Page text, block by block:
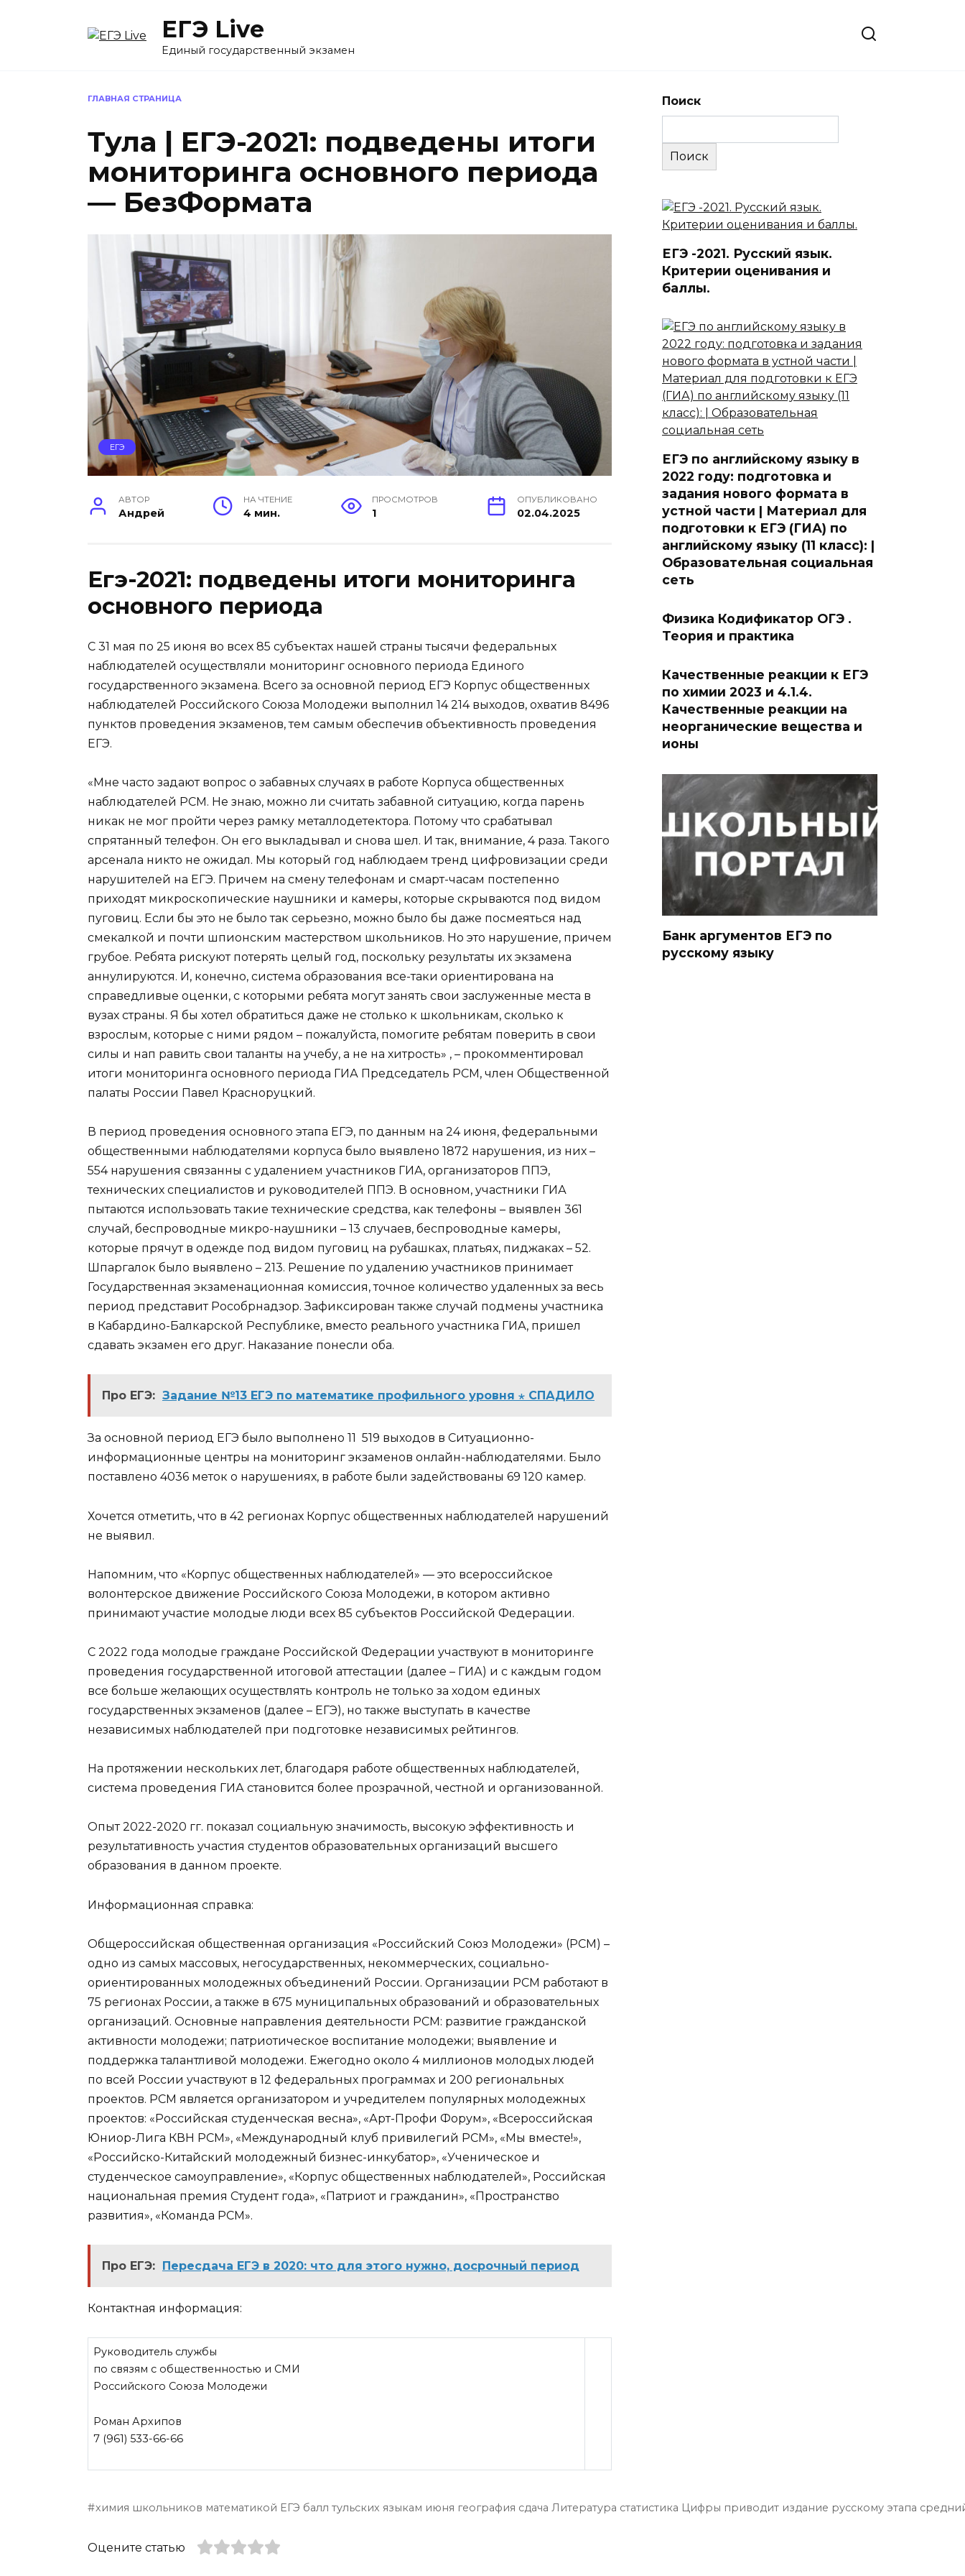
ЕГЭ Live
Единый государственный экзамен
ГЛАВНАЯ СТРАНИЦА
Тула | ЕГЭ-2021: подведены итоги
мониторинга основного периода
— БезФормата
ЕГЭ
АВТОР
Андрей
НА ЧТЕНИЕ
4 мин.
ПРОСМОТРОВ
1
ОПУБЛИКОВАНО
02.04.2025
Егэ-2021: подведены итоги мониторинга
основного периода
С 31 мая по 25 июня во всех 85 субъектах нашей страны тысячи федеральных
наблюдателей осуществляли мониторинг основного периода Единого
государственного экзамена. Всего за основной период ЕГЭ Корпус общественных
наблюдателей Российского Союза Молодежи выполнил 14 214 выходов, охватив 8496
пунктов проведения экзаменов, тем самым обеспечив объективность проведения
ЕГЭ.
«Мне часто задают вопрос о забавных случаях в работе Корпуса общественных
наблюдателей РСМ. Не знаю, можно ли считать забавной ситуацию, когда парень
никак не мог пройти через рамку металлодетектора. Потому что срабатывал
спрятанный телефон. Он его выкладывал и снова шел. И так, внимание, 4 раза. Такого
арсенала никто не ожидал. Мы который год наблюдаем тренд цифровизации среди
нарушителей на ЕГЭ. Причем на смену телефонам и смарт-часам постепенно
приходят микроскопические наушники и камеры, которые скрываются под видом
пуговиц. Если бы это не было так серьезно, можно было бы даже посмеяться над
смекалкой и почти шпионским мастерством школьников. Но это нарушение, причем
грубое. Ребята рискуют потерять целый год, поскольку результаты их экзамена
аннулируются. И, конечно, система образования все-таки ориентирована на
справедливые оценки, с которыми ребята могут занять свои заслуженные места в
вузах страны. Я бы хотел обратиться даже не столько к школьникам, сколько к
взрослым, которые с ними рядом – пожалуйста, помогите ребятам поверить в свои
силы и нап равить свои таланты на учебу, а не на хитрость» , – прокомментировал
итоги мониторинга основного периода ГИА Председатель РСМ, член Общественной
палаты России Павел Красноруцкий.
В период проведения основного этапа ЕГЭ, по данным на 24 июня, федеральными
общественными наблюдателями корпуса было выявлено 1872 нарушения, из них –
554 нарушения связанны с удалением участников ГИА, организаторов ППЭ,
технических специалистов и руководителей ППЭ. В основном, участники ГИА
пытаются использовать такие технические средства, как телефоны – выявлен 361
случай, беспроводные микро-наушники – 13 случаев, беспроводные камеры,
которые прячут в одежде под видом пуговиц на рубашках, платьях, пиджаках – 52.
Шпаргалок было выявлено – 213. Решение по удалению участников принимает
Государственная экзаменационная комиссия, точное количество удаленных за весь
период представит Рособрнадзор. Зафиксирован также случай подмены участника
в Кабардино-Балкарской Республике, вместо реального участника ГИА, пришел
сдавать экзамен его друг. Наказание понесли оба.
Про ЕГЭ: Задание №13 ЕГЭ по математике профильного уровня ⋆ СПАДИЛО
За основной период ЕГЭ было выполнено 11 519 выходов в Ситуационно-
информационные центры на мониторинг экзаменов онлайн-наблюдателями. Было
поставлено 4036 меток о нарушениях, в работе были задействованы 69 120 камер.
Хочется отметить, что в 42 регионах Корпус общественных наблюдателей нарушений
не выявил.
Напомним, что «Корпус общественных наблюдателей» — это всероссийское
волонтерское движение Российского Союза Молодежи, в котором активно
принимают участие молодые люди всех 85 субъектов Российской Федерации.
С 2022 года молодые граждане Российской Федерации участвуют в мониторинге
проведения государственной итоговой аттестации (далее – ГИА) и с каждым годом
все больше желающих осуществлять контроль не только за ходом единых
государственных экзаменов (далее – ЕГЭ), но также выступать в качестве
независимых наблюдателей при подготовке независимых рейтингов.
На протяжении нескольких лет, благодаря работе общественных наблюдателей,
система проведения ГИА становится более прозрачной, честной и организованной.
Опыт 2022-2020 гг. показал социальную значимость, высокую эффективность и
результативность участия студентов образовательных организаций высшего
образования в данном проекте.
Информационная справка:
Общероссийская общественная организация «Российский Союз Молодежи» (РСМ) –
одно из самых массовых, негосударственных, некоммерческих, социально-
ориентированных молодежных объединений России. Организации РСМ работают в
75 регионах России, а также в 675 муниципальных образований и образовательных
организаций. Основные направления деятельности РСМ: развитие гражданской
активности молодежи; патриотическое воспитание молодежи; выявление и
поддержка талантливой молодежи. Ежегодно около 4 миллионов молодых людей
по всей России участвуют в 12 федеральных программах и 200 региональных
проектов. РСМ является организатором и учредителем популярных молодежных
проектов: «Российская студенческая весна», «Арт-Профи Форум», «Всероссийская
Юниор-Лига КВН РСМ», «Международный клуб привилегий РСМ», «Мы вместе!»,
«Российско-Китайский молодежный бизнес-инкубатор», «Ученическое и
студенческое самоуправление», «Корпус общественных наблюдателей», Российская
национальная премия Студент года», «Патриот и гражданин», «Пространство
развития», «Команда РСМ».
Про ЕГЭ: Пересдача ЕГЭ в 2020: что для этого нужно, досрочный период
Контактная информация:
Руководитель службы
по связям с общественностью и СМИ
Российского Союза Молодежи
Роман Архипов
7 (961) 533-66-66
химия школьников математикой ЕГЭ балл тульских языкам июня география сдача Литература статистика Цифры приводит издание русскому этапа
Оцените статью
Поиск
Поиск
ЕГЭ -2021. Русский язык.
Критерии оценивания и
баллы.
ЕГЭ по английскому языку в
2022 году: подготовка и
задания нового формата в
устной части | Материал для
подготовки к ЕГЭ (ГИА) по
английскому языку (11 класс): |
Образовательная социальная
сеть
Физика Кодификатор ОГЭ .
Теория и практика
Качественные реакции к ЕГЭ
по химии 2023 и 4.1.4.
Качественные реакции на
неорганические вещества и
ионы
Банк аргументов ЕГЭ по
русскому языку